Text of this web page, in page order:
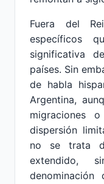
Fuera del
específicos
significativa
países. Sin
de habla
Argentina,
migraciones
dispersión
no se trata
extendido,
denominación